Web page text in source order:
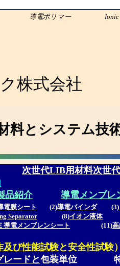
Liquid Pioneer in
ク株式会社
料とシステム技
次世代LIB用材料次世
品紹介 導電メンブレ
電膜シート (2)導電バインダ(3)
Separator (8)イオン液体
導電メンブレンシート (11)
及び性能試験と安全性試験
レードと包装単位 特別販